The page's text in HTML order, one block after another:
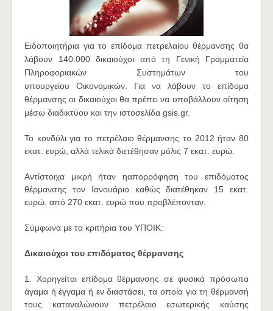
Ειδοποιητήρια για το επίδομα πετρελαίου θέρμανσης θα
λάβουν 140.000 δικαιούχοι από τη Γενική Γραμματεία
Πληροφοριακών Συστημάτων του
υπουργείου Οικονομικών. Για να λάβουν το επίδομα
θέρμανσης οι δικαιούχοι θα πρέπει να υποβάλλουν αίτηση
μέσω διαδικτύου και την ιστοσελίδα gsis.gr.
Το κονδύλι για το πετρέλαιο θέρμανσης το 2012 ήταν 80
εκατ. ευρώ, αλλά τελικά διετέθησαν μόλις 7 εκατ. ευρώ.
Αντίστοιχα μικρή ήταν ηαπορρόφηση του επιδόματος
θέρμανσης τον Ιανουάριο καθώς διατέθηκαν 15 εκατ.
ευρώ, από 270 εκατ. ευρώ που προβλέπονταν.
Σύμφωνα με τα κριτήρια του ΥΠΟΙΚ:
Δικαιούχοι του επιδόματος θέρμανσης
1. Χορηγείται επίδομα θέρμανσης σε φυσικά πρόσωπα
άγαμα ή έγγαμα ή εν διαστάσει, τα οποία για τη θέρμανσή
τους καταναλώνουν πετρέλαιο εσωτερικής καύσης